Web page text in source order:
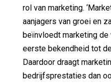
rol van marketing.
aanjagers van groei en
beïnvloedt marketing
eerste bekendheid tot
Daardoor draagt
bedrijfsprestaties dan